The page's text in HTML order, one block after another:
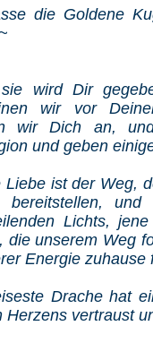
die Goldene
wird Dir
wir vor
wir Dich an,
und geben
Liebe ist der Weg,
bereitstellen,
Lichts,
die unserem Weg
Energie zuhause
Drache hat
Herzens vertraust